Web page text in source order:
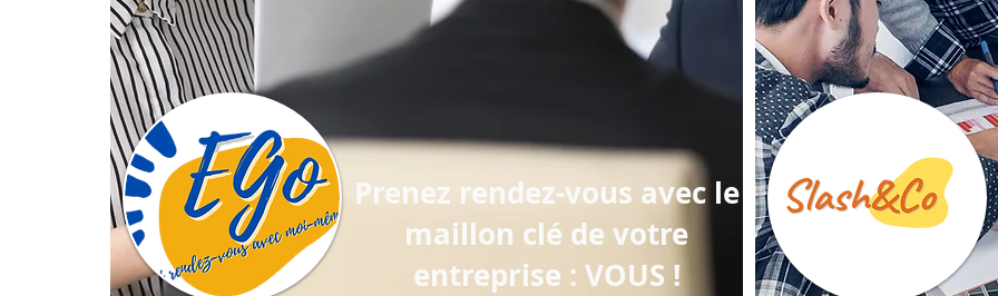
Prenez rendez-vous avec le
maillon clé de votre
entreprise : VOUS !